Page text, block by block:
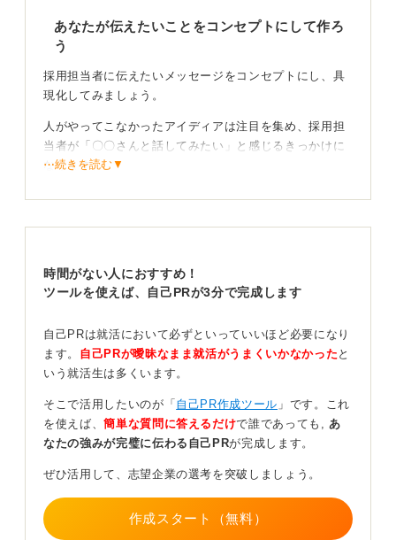
あなたが伝えたいことをコンセプトにして作ろ
う
採用担当者に伝えたいメッセージをコンセプトにし、具
現化してみましょう。
人がやってこなかったアイディアは注目を集め、採用担
当者が「〇〇さんと話してみたい」と感じるきっかけに
なります。
リオにしてしまうと、相手にとってわかりづらくなった
り、何を伝えたいのかわからなくなってしまう可能性が
そこで大切なのは、採用担当者に「何を伝えたいのか」
を明確にすることです。
伝えたいことを示して採用担当者の印象に残そう
実際に私が作ったのは自分史すごろくです。自分史すご
ビジョンをゴールにしたものです。
学生時代にさまざまな経験をしてきたため、自分の経験
の紹介と将来の展望を共有したいと思い、この形式を選
⋯続きを読む▼
時間がない人におすすめ！
ツールを使えば、自己PRが3分で完成します
自己PRは就活において必ずといっていいほど必要になり
ます。 自己PRが曖昧なまま就活がうまくいかなかった と
いう就活生は多くいます。
そこで活用したいのが「 自己PR作成ツール 」です。これ
を使えば、簡単な質問に答えるだけで誰であっても, あ
なたの強みが完璧に伝わる自己PRが完成します。
ぜひ活用して、志望企業の選考を突破しましょう。
作成スタート（無料）